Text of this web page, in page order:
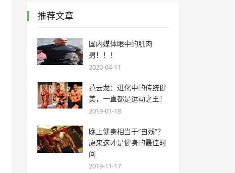
推荐文章
国内媒体眼中的肌肉
男！！！
2020-04-11
范云龙：进化中的传统健
美，一直都是运动之王！
2019-01-18
晚上健身相当于“自残”？
原来这才是健身的最佳时
间
2019-11-17